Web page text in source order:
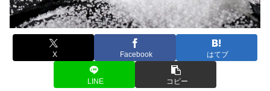
X Facebook はてブ
LINE コピー